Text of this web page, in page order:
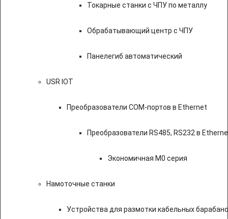
Токарные станки с ЧПУ по металлу
Обрабатывающий центр с ЧПУ
Панелегиб автоматический
USR IOT
Преобразователи COM-портов в Ethernet
Преобразователи RS485, RS232 в
Экономичная M0 серия
Намоточные станки
Устройства для размотки кабельных